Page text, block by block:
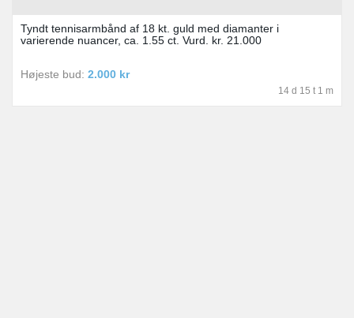
Tyndt tennisarmbånd af 18 kt. guld med diamanter i
varierende nuancer, ca. 1.55 ct. Vurd. kr. 21.000
Højeste bud: 2.000 kr
14 d 15 t 1 m